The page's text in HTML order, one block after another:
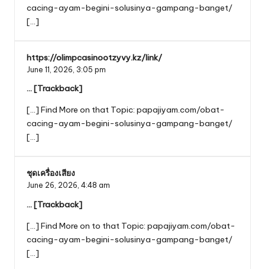
cacing-ayam-begini-solusinya-gampang-banget/
[…]
https://olimpcasinootzyvy.kz/link/
June 11, 2026, 3:05 pm
… [Trackback]
[…] Find More on that Topic: papajiyam.com/obat-
cacing-ayam-begini-solusinya-gampang-banget/
[…]
ชุดเครื่องเสียง
June 26, 2026, 4:48 am
… [Trackback]
[…] Find More on to that Topic: papajiyam.com/obat-
cacing-ayam-begini-solusinya-gampang-banget/
[…]